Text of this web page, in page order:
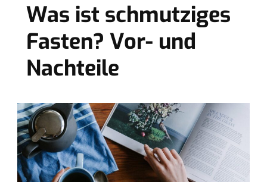
Was ist schmutziges
Fasten? Vor- und
Nachteile